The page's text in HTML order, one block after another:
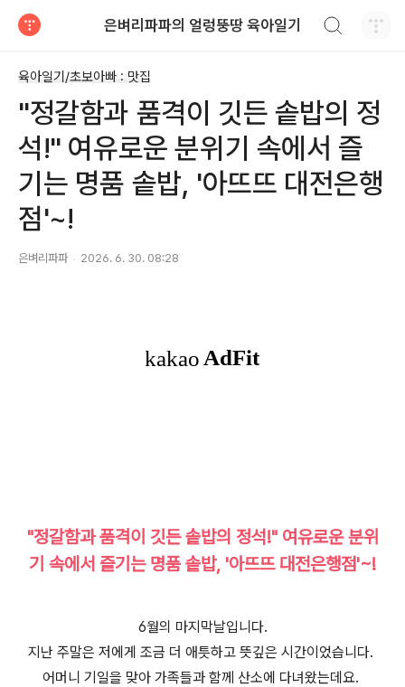
은벼리파파의 얼렁뚱땅 육아일기
육아일기/초보아빠 : 맛집
"정갈함과 품격이 깃든 솥밥의 정
석!" 여유로운 분위기 속에서 즐
기는 명품 솥밥, '아뜨뜨 대전은행
점'~!
은벼리파파 2026. 6. 30. 08:28
"정갈함과 품격이 깃든 솥밥의 정석!" 여유로운 분위
기 속에서 즐기는 명품 솥밥, '아뜨뜨 대전은행점'~!
6월의 마지막날입니다.
지난 주말은 저에게 조금 더 애틋하고 뜻깊은 시간이었습니다.
어머니 기일을 맞아 가족들과 함께 산소에 다녀왔는데요.